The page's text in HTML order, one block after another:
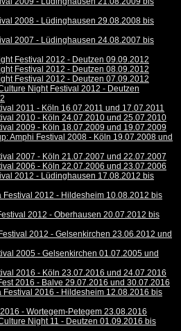
2008 - Lüdinghausen 29.08.2008 bis
2007 - Lüdinghausen 24.08.2007 bis
Festival 2012 - Deutzen 09.09.2012
Festival 2012 - Deutzen 08.09.2012
Festival 2012 - Deutzen 07.09.2012
Night Festival 2012 - Deutzen
2011 - Köln 16.07.2011 und 17.07.2011
2010 - Köln 24.07.2010 und 25.07.2010
2009 - Köln 18.07.2009 und 19.07.2009
Amphi Festival 2008 - Köln 19.07.2008 und
2007 - Köln 21.07.2007 und 22.07.2007
2006 - Köln 22.07.2006 und 23.07.2006
2012 - Lüdinghausen 17.08.2012 bis
Festival 2012 - Hildesheim 10.08.2012 bis
2012 - Oberhausen 20.07.2012 bis
2012 - Gelsenkirchen 23.06.2012 und
2005 - Gelsenkirchen 01.07.2005 und
2016 - Köln 23.07.2016 und 24.07.2016
2016 - Balve 29.07.2016 und 30.07.2016
Festival 2016 - Hildesheim 12.08.2016 bis
- Wortegem-Petegem 23.08.2016
Night 11 - Deutzen 01.09.2016 bis